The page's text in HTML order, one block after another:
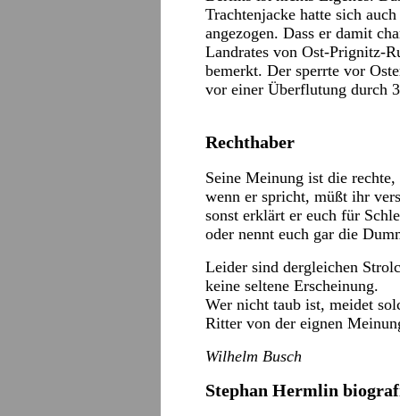
Trachtenjacke hatte sich
angezogen. Dass er damit
Landrates von Ost-Prignitz-
bemerkt. Der sperrte vor
vor einer Überflutung durch
Rechthaber
Seine Meinung ist die rechte,
wenn er spricht, müßt ihr
sonst erklärt er euch für
oder nennt euch gar die
Leider sind dergleichen
keine seltene Erscheinung.
Wer nicht taub ist, meidet
Ritter von der eignen
Wilhelm Busch
Stephan Hermlin